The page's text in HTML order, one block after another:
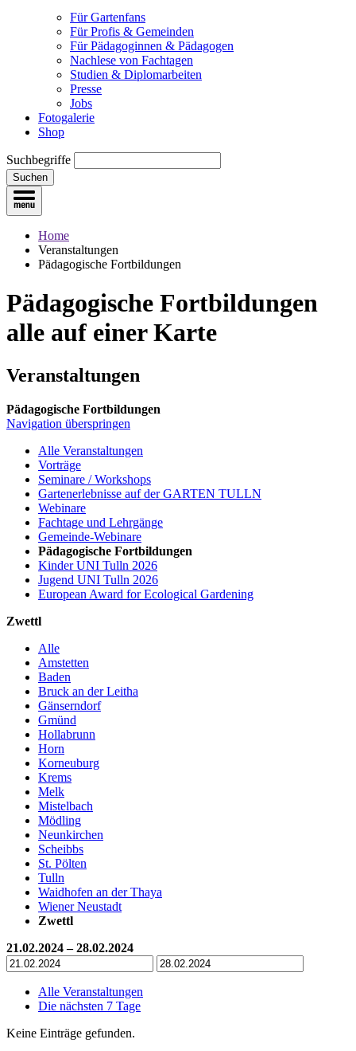
Für Gartenfans
Für Profis & Gemeinden
Für Pädagoginnen & Pädagogen
Nachlese von Fachtagen
Studien & Diplomarbeiten
Presse
Jobs
Fotogalerie
Shop
Suchbegriffe
Suchen
Home
Veranstaltungen
Pädagogische Fortbildungen
Pädagogische Fortbildungen
alle auf einer Karte
Veranstaltungen
Pädagogische Fortbildungen
Navigation überspringen
Alle Veranstaltungen
Vorträge
Seminare / Workshops
Gartenerlebnisse auf der GARTEN TULLN
Webinare
Fachtage und Lehrgänge
Gemeinde-Webinare
Pädagogische Fortbildungen
Kinder UNI Tulln 2026
Jugend UNI Tulln 2026
European Award for Ecological Gardening
Zwettl
Alle
Amstetten
Baden
Bruck an der Leitha
Gänserndorf
Gmünd
Hollabrunn
Horn
Korneuburg
Krems
Melk
Mistelbach
Mödling
Neunkirchen
Scheibbs
St. Pölten
Tulln
Waidhofen an der Thaya
Wiener Neustadt
Zwettl
21.02.2024 – 28.02.2024
Alle Veranstaltungen
Die nächsten 7 Tage
Keine Einträge gefunden.